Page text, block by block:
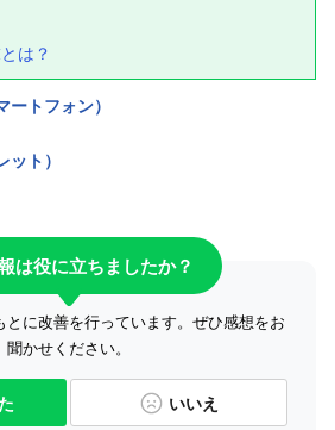
は？
トフォン）
ト）
は役に立ちましたか？
に改善を行っています。ぜひ感想をお
聞かせください。
いいえ